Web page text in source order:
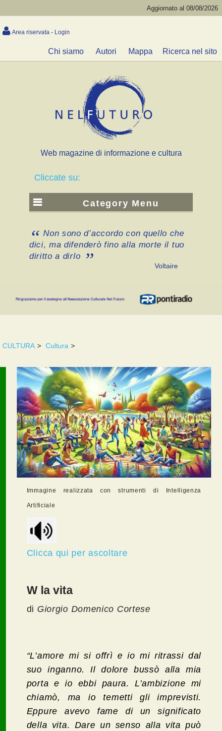
Aggiornato al 08/08/2026
Area riservata - Login
Chi siamo Autori Mappa Ricerca nel sito
Web magazine di informazione e cultura
Cliccate su:
Category Menu
Non sono d’accordo con quello che
dici, ma difenderò fino alla morte il tuo
diritto a dirlo
Voltaire
CULTURA > Cultura >
Immagine realizzata con strumenti di Intelligenza
Artificiale
Clicca qui per ascoltare
W la vita
di Giorgio Domenico Cortese
“L’amore mi si offrì e io mi ritrassi dal
suo inganno. Il dolore bussò alla mia
porta e io ebbi paura. L’ambizione mi
chiamò, ma io temetti gli imprevisti.
Eppure avevo fame di un significato
della vita. Dare un senso alla vita può